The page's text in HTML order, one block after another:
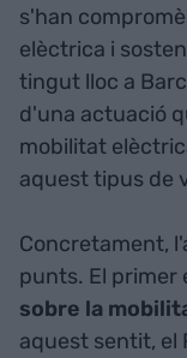
s'han
elèctrica i
tingut lloc a
d'una actuació
mobilitat
aquest tipus de
Concretament,
punts. El primer
sobre la
aquest sentit, el